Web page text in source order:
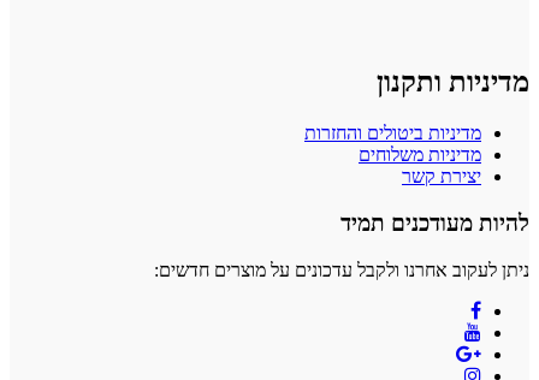
מדיניות ותקנון
מדיניות ביטולים והחזרות
מדיניות משלוחים
יצירת קשר
להיות מעודכנים תמיד
ניתן לעקוב אחרנו ולקבל עדכונים על מוצרים חדשים: